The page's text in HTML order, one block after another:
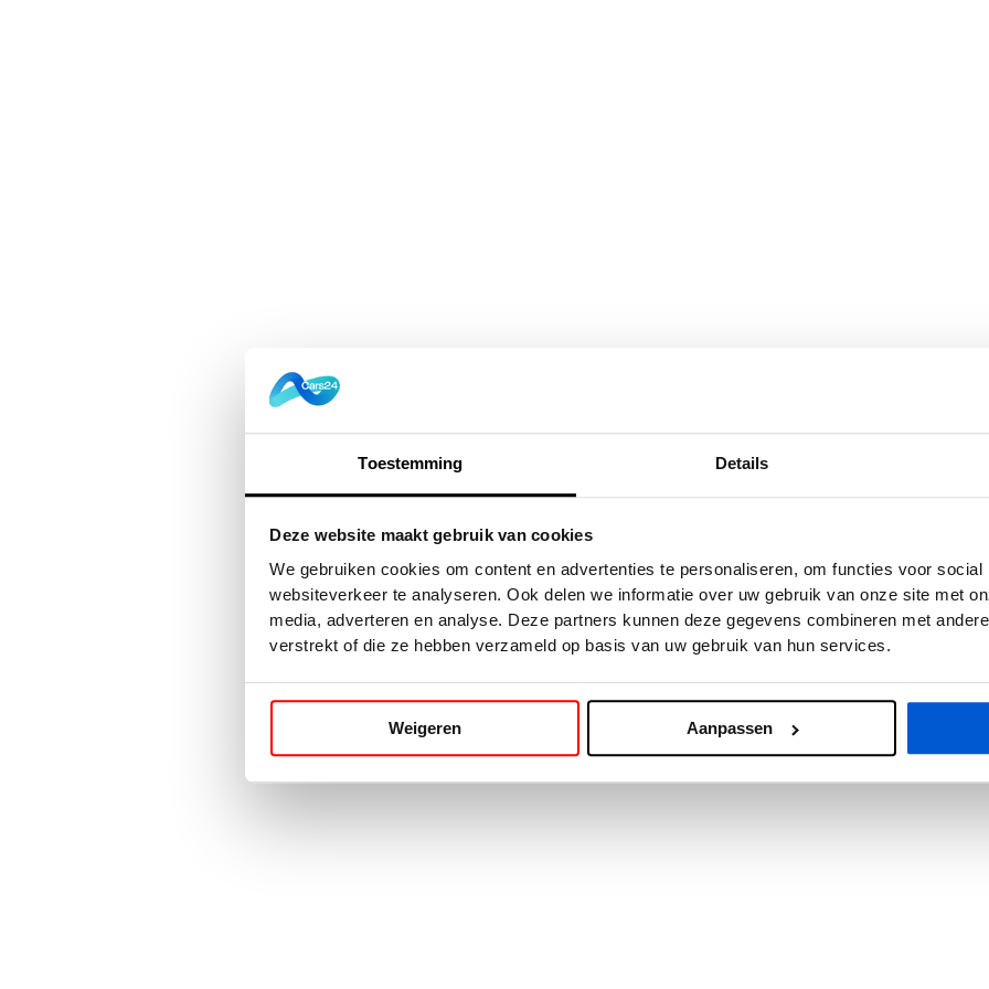
Toestemming Details
Deze website maakt gebruik van cookies
We gebruiken cookies om content en advertenties te personaliseren, om functies voor
websiteverkeer te analyseren. Ook delen we informatie over uw gebruik van onze site met
media, adverteren en analyse. Deze partners kunnen deze gegevens combineren met
verstrekt of die ze hebben verzameld op basis van uw gebruik van hun services.
Weigeren Aanpassen
Application error: aclient -side exception has occurred while loadingwww.cars24.nl(see the